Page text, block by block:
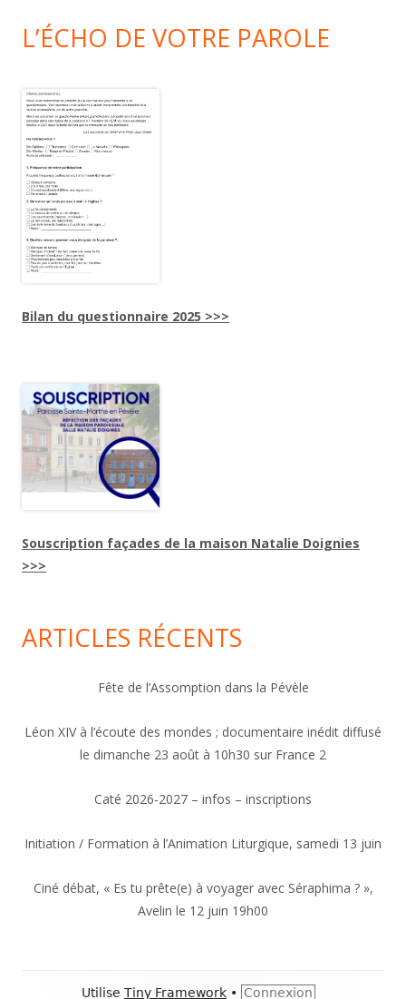
L’ÉCHO DE VOTRE PAROLE
Bilan du questionnaire 2025 >>>
Souscription façades de la maison Natalie Doignies
>>>
ARTICLES RÉCENTS
Fête de l’Assomption dans la Pévèle
Léon XIV à l’écoute des mondes ; documentaire inédit diffusé
le dimanche 23 août à 10h30 sur France 2
Caté 2026-2027 – infos – inscriptions
Initiation / Formation à l’Animation Liturgique, samedi 13 juin
Ciné débat, « Es tu prête(e) à voyager avec Séraphima ? »,
Avelin le 12 juin 19h00
ContenuUtilise Tiny Framework • Connexion